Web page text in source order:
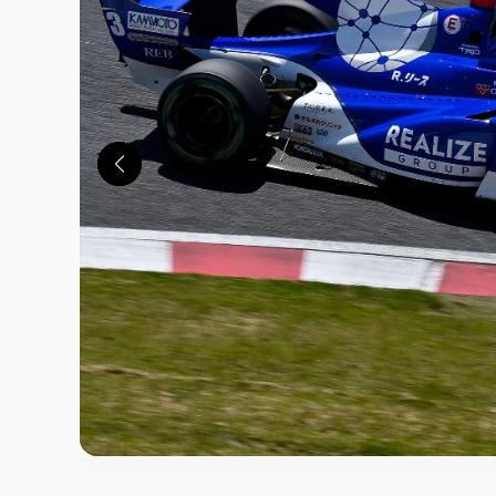
この画像の記事を